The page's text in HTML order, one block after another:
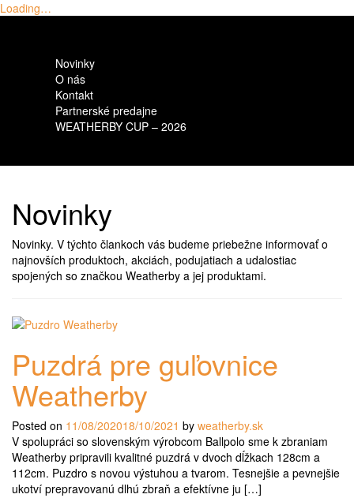
Loading…
Novinky
O nás
Kontakt
Partnerské predajne
WEATHERBY CUP – 2026
Novinky
Novinky. V týchto člankoch vás budeme priebežne informovať o
najnovších produktoch, akciách, podujatiach a udalostiac
spojených so značkou Weatherby a jej produktami.
Puzdrá pre guľovnice
Weatherby
Posted on 11/08/202018/10/2021 by weatherby.sk
V spolupráci so slovenským výrobcom Ballpolo sme k zbraniam
Weatherby pripravili kvalitné puzdrá v dvoch dĺžkach 128cm a
112cm. Puzdro s novou výstuhou a tvarom. Tesnejšie a pevnejšie
ukotví prepravovanú dlhú zbraň a efektívne ju […]